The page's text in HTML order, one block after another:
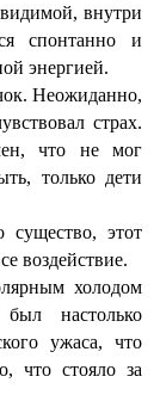
внутри
спонтанно и
энергией.
Неожиданно,
страх.
что не мог
только дети
существо, этот
воздействие.
холодом
настолько
ужаса, что
что стояло за